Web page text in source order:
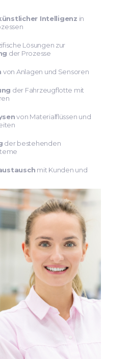
Intelligenz in
Lösungen zur
der Prozesse
von Anlagen und Sensoren
der Fahrzeugflotte mit
von Materialflüssen und
der bestehenden
mit Kunden und